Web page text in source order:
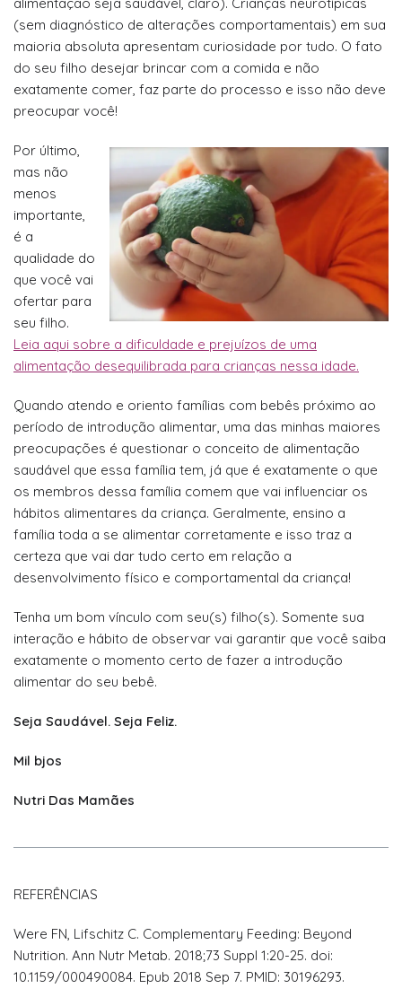
(sem diagnóstico de alterações comportamentais) em sua
maioria absoluta apresentam curiosidade por tudo. O fato
do seu filho desejar brincar com a comida e não
exatamente comer, faz parte do processo e isso não deve
preocupar você!
Por último,
mas não
menos
importante,
é a
qualidade do
que você vai
ofertar para
seu filho.
Leia aqui sobre a dificuldade e prejuízos de uma
alimentação desequilibrada para crianças nessa idade.
Quando atendo e oriento famílias com bebês próximo ao
período de introdução alimentar, uma das minhas maiores
preocupações é questionar o conceito de alimentação
saudável que essa família tem, já que é exatamente o que
os membros dessa família comem que vai influenciar os
hábitos alimentares da criança. Geralmente, ensino a
família toda a se alimentar corretamente e isso traz a
certeza que vai dar tudo certo em relação a
desenvolvimento físico e comportamental da criança!
Tenha um bom vínculo com seu(s) filho(s). Somente sua
interação e hábito de observar vai garantir que você saiba
exatamente o momento certo de fazer a introdução
alimentar do seu bebê.
Seja Saudável. Seja Feliz.
Mil bjos
Nutri Das Mamães
REFERÊNCIAS
Were FN, Lifschitz C. Complementary Feeding: Beyond
Nutrition. Ann Nutr Metab. 2018;73 Suppl 1:20-25. doi:
10.1159/000490084. Epub 2018 Sep 7. PMID: 30196293.